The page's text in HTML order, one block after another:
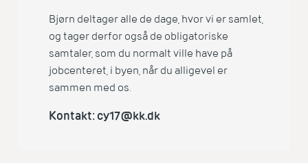
Bjørn deltager alle de dage, hvor vi er samlet,
og tager derfor også de obligatoriske
samtaler, som du normalt ville have på
jobcenteret, i byen, når du alligevel er
sammen med os.
Kontakt: cy17@kk.dk